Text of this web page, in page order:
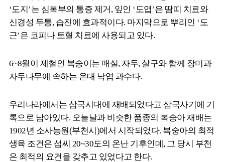
‘도지’는 심복부의 통증 제거, 잎인 ‘도엽’은 땀띠 치료와
신경성 두통, 습진에 효과적이다. 마지막으로 뿌리인 ‘도
근’은 코피나 토혈 치료에 사용되고 있다.
6~8월이 제철인 복숭이는 매실, 자두, 살구와 함께 장미과
자두나무에 속하는 온대 낙엽 과수다.
우리나라에서는 삼국시대에 재배되었다고 삼국사기에 기
록으로 남아있다. 오늘날과 비슷한 품종의 복숭아 재배는
1902년 소사농원(부천시)에서 시작되었다. 복숭아의 최적
생육 조건은 섭씨 20~30도의 온난 기후인데, 그 당시 부천
은 최적의 요건을 갖추고 있었다고 한다.